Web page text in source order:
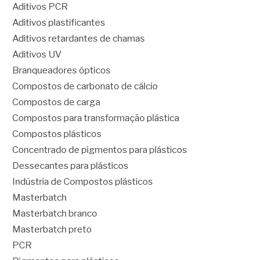
Aditivos PCR
Aditivos plastificantes
Aditivos retardantes de chamas
Aditivos UV
Branqueadores ópticos
Compostos de carbonato de cálcio
Compostos de carga
Compostos para transformação plástica
Compostos plásticos
Concentrado de pigmentos para plásticos
Dessecantes para plásticos
Indústria de Compostos plásticos
Masterbatch
Masterbatch branco
Masterbatch preto
PCR